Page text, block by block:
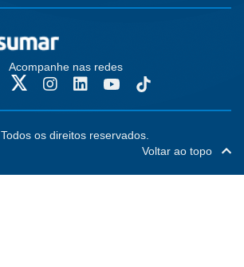
Acompanhe nas redes
. Todos os direitos reservados.
Voltar ao topo